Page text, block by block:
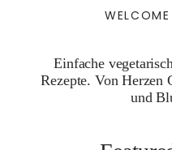
Einfache
Rezepte. Von Herzen
und